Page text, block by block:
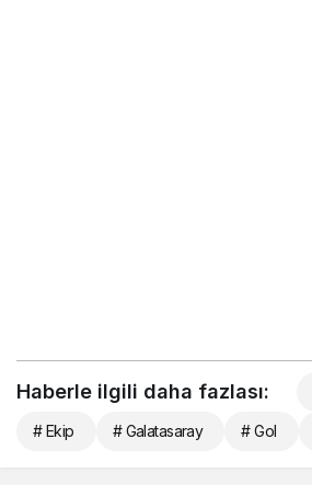
Haberle ilgili daha fazlası:
# Ekip # Galatasaray # Gol